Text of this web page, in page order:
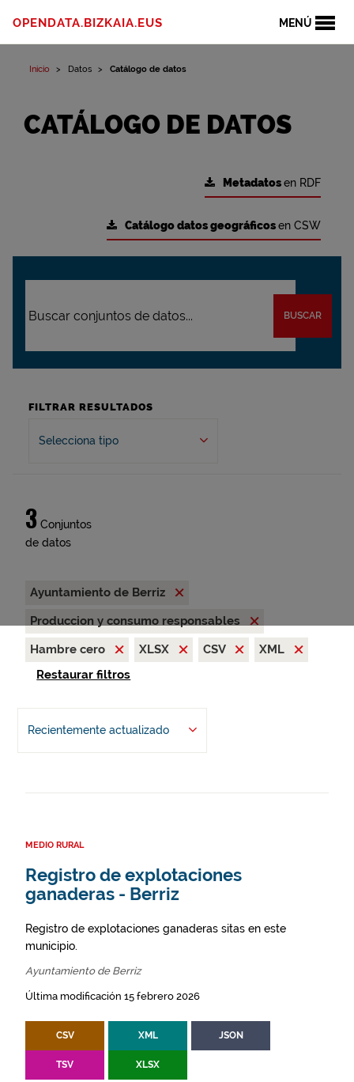
MENÚ
OPENDATA.BIZKAIA.EUS
Inicio Datos Catálogo de datos
CATÁLOGO DE DATOS
Metadatosen RDF
Catálogo datos geográficosen CSW
BUSCAR
FILTRAR RESULTADOS
Selecciona tipo
3 Conjuntos
de datos
Ayuntamiento de Berriz
Produccion y consumo responsables
Hambre cero
XLSX CSV
XML
Restaurar filtros
Recientemente actualizado
MEDIO RURAL
Registro de explotaciones
ganaderas - Berriz
Registro de explotaciones ganaderas sitas en este
municipio.
Ayuntamiento de Berriz
Última modificación 15 febrero 2026
CSV XML JSON
TSV XLSX